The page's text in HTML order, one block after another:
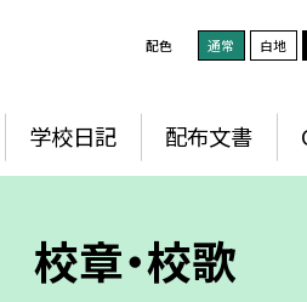
配色 通常 白地
学校日記 配布文書
校章・校歌